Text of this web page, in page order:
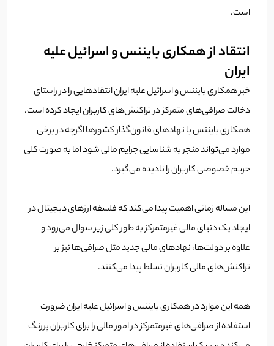
است.
انتقاد از همکاری بایننس و اسرائیل علیه
ایران
خبر همکاری بایننس و اسرائیل علیه ایران انتقادهایی را در راستای
دخالت صرافی‌های متمرکز در تراکنش‌های کاربران ایجاد کرده است.
همکاری‌ بایننس با نهادهای قانون‌گذار کشورها اگرچه در برخی
موارد می‌تواند منجر به شناسایی جرایم مالی شود اما به صورت کلی
حریم خصوصی کاربران را نادیده می‌گیرد.
این مساله زمانی اهمیت پیدا می‌کند که فلسفه ارزهای دیجیتال در
ایجاد یک دنیای مالی غیرمتمرکز به طور کلی زیر سوال می‌رود و
علاوه بر دولت‌ها، نهادهای مالی جدید مثل صرافی‌ها نیز بر
تراکنش‌های مالی کاربران تسلط پیدا می‌کنند.
همه این موارد در همکاری بایننس و اسرائیل علیه ایران ضرورت
استفاده از صرافی‌های غیرمتمرکز در امور مالی را برای کاربران پررنگ